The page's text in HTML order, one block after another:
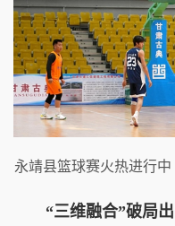
永靖县篮球赛火热进行中
“三维融合”破局